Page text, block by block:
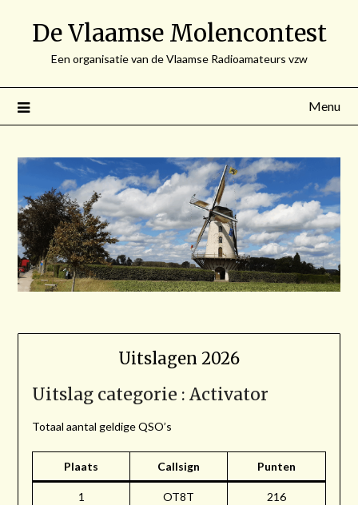
De Vlaamse Molencontest
Een organisatie van de Vlaamse Radioamateurs vzw
Menu
Uitslagen 2026
Uitslag categorie : Activator
Totaal aantal geldige QSO’s
Plaats Callsign Punten
1 OT8T 216